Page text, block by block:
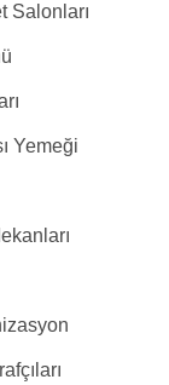
Salonları
Yemeği